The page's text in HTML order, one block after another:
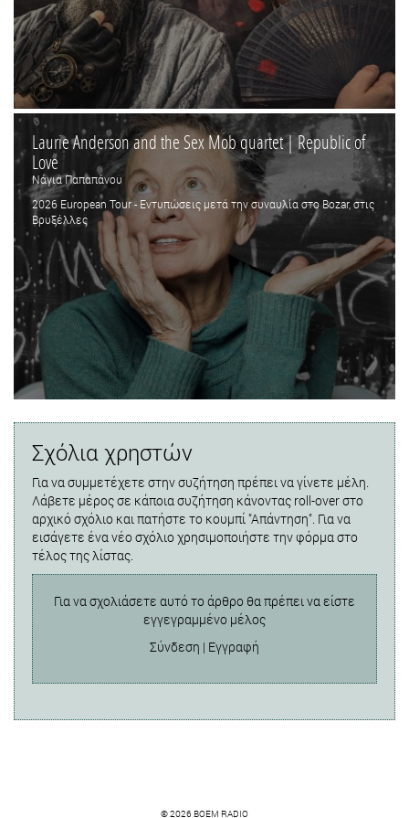
Laurie Anderson and the Sex Mob quartet | Republic of
Love
Νάγια Παπαπάνου
2026 European Tour - Εντυπώσεις μετά την συναυλία στο Bozar, στις
Βρυξέλλες
Σχόλια χρηστών
Για να συμμετέχετε στην συζήτηση πρέπει να γίνετε μέλη.
Λάβετε μέρος σε κάποια συζήτηση κάνοντας roll-over στο
αρχικό σχόλιο και πατήστε το κουμπί "Απάντηση". Για να
εισάγετε ένα νέο σχόλιο χρησιμοποιήστε την φόρμα στο
τέλος της λίστας.
Για να σχολιάσετε αυτό το άρθρο θα πρέπει να είστε
εγγεγραμμένο μέλος
Σύνδεση | Εγγραφή
© 2026 BOEM RADIO